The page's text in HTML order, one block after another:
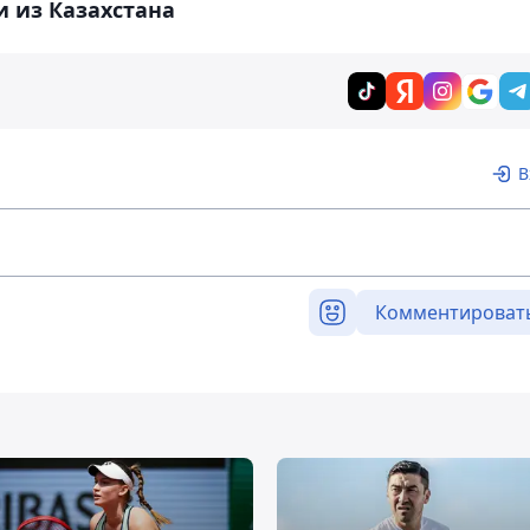
из Казахстана